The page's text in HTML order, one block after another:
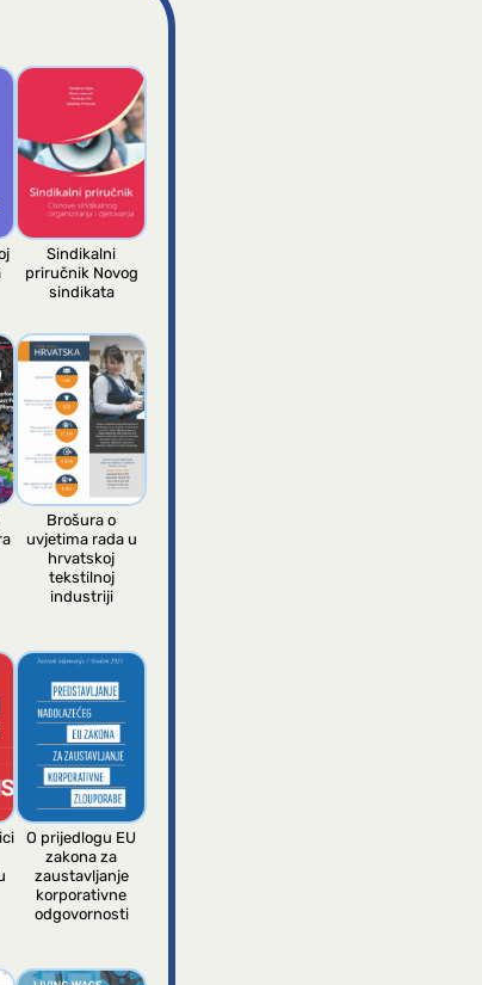
Sindikalni
priručnik Novog
sindikata
Brošura o
uvjetima rada u
hrvatskoj
tekstilnoj
industriji
O prijedlogu EU
zakona za
zaustavljanje
korporativne
odgovornosti